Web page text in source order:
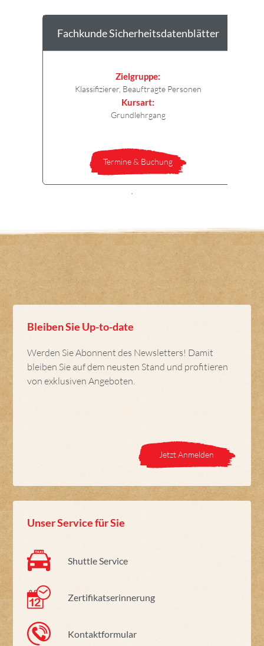
Fachkunde Sicherheitsdatenblätter
Zielgruppe:
Klassifizierer, Beauftragte Personen
Kursart:
Grundlehrgang
Termine & Buchung
Bleiben Sie Up-to-date
Werden Sie Abonnent des Newsletters! Damit
bleiben Sie auf dem neusten Stand und profitieren
von exklusiven Angeboten.
Jetzt Anmelden
Unser Service für Sie
Shuttle Service
Zertifikatserinnerung
Kontaktformular